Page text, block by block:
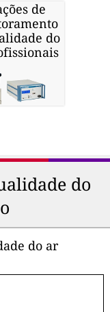
de
do
do
do ar